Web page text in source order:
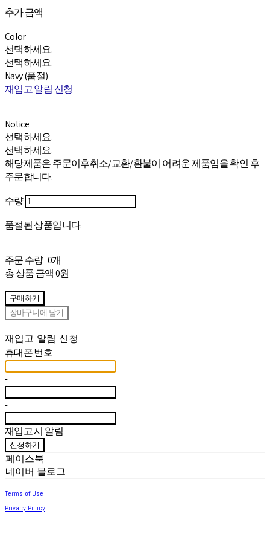
추가 금액
Color
선택하세요.
선택하세요.
Navy (품절)
재입고 알림 신청
Notice
선택하세요.
선택하세요.
해당제품은 주문이후취소/교환/환불이 어려운 제품임을 확인 후
주문합니다.
수량
품절된 상품입니다.
주문 수량 0개
총 상품 금액0원
구매하기
장바구니에 담기
재입고 알림 신청
휴대폰 번호
-
-
재입고 시 알림
신청하기
페이스북
네이버 블로그
Terms of Use
Privacy Policy